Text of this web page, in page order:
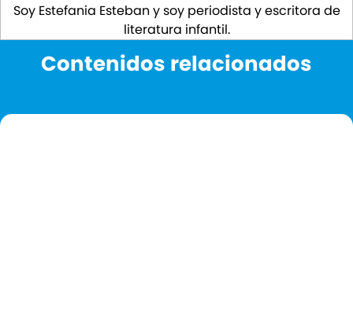
Soy Estefania Esteban y soy periodista y escritora de
literatura infantil.
Contenidos relacionados